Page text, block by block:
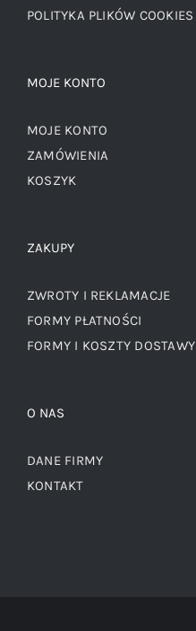
POLITYKA PLIKÓW COOKIES
MOJE KONTO
MOJE KONTO
ZAMÓWIENIA
KOSZYK
ZAKUPY
ZWROTY I REKLAMACJE
FORMY PŁATNOŚCI
FORMY I KOSZTY DOSTAWY
O NAS
DANE FIRMY
KONTAKT